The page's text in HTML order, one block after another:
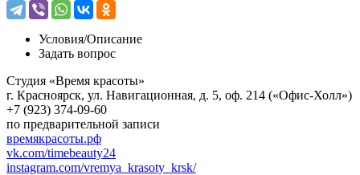
Условия/Описание
Задать вопрос
Студия «Время красоты»
г. Красноярск, ул. Навигационная, д. 5, оф. 214 («Офис-Холл»)
+7 (923) 374-09-60
по предварительной записи
времякрасоты.рф
vk.com/timebeauty24
instagram.com/vremya_krasoty_krsk/